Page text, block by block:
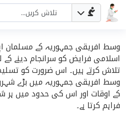
وسط افریقی جمہوریہ کے مسلمان
اسلامی فرایض کو سرانجام دینے کے
تلاش کرتے ہیں۔ اس ضرورت کو
وسط افریقی جمہوریہ میں بڑے
کے اوقات اور اس کی حدود میں
فراہم کرتا ہے۔